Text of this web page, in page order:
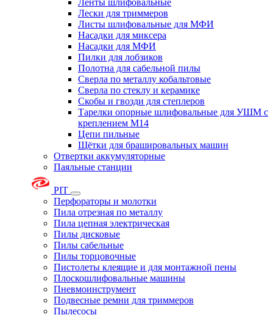
Ленты шлифовальные
Лески для триммеров
Листы шлифовальные для МФИ
Насадки для миксера
Насадки для МФИ
Пилки для лобзиков
Полотна для сабельной пилы
Сверла по металлу кобальтовые
Сверла по стеклу и керамике
Скобы и гвозди для степлеров
Тарелки опорные шлифовальные для УШМ с
креплением М14
Цепи пильные
Щётки для брашировальных машин
Отвертки аккумуляторные
Паяльные станции
PIT
Перфораторы и молотки
Пила отрезная по металлу
Пила цепная электрическая
Пилы дисковые
Пилы сабельные
Пилы торцовочные
Пистолеты клеящие и для монтажной пены
Плоскошлифовальные машины
Пневмоинструмент
Подвесные ремни для триммеров
Пылесосы